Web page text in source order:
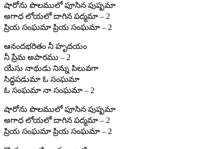
షారోను పొలములో పూసిన పుష్పమా
అగాధ లోయలో దాగిన పద్మమా – 2
ప్రియ సంఘమా ప్రియ సంఘమా – 2
ఆనందభరితం నీ హృదయం
నీ ప్రేమ అపారము – 2
యేసు నాథుడు నిన్ను పిలువగా
సిద్ధపడుమా ఓ సంఘమా
ఓ సంఘమా నా సంఘమా – 2
షారోను పొలములో పూసిన పుష్పమా
అగాధ లోయలో దాగిన పద్మమా – 2
ప్రియ సంఘమా ప్రియ సంఘమా – 2